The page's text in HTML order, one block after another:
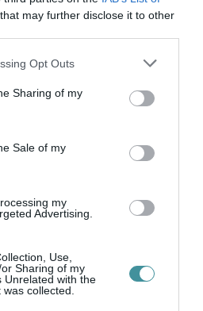
that may further disclose it to other
app uses one or more Google
behaviour. You may click to
and its third-party tags to
purposes in below Google
Opt Outs
Sharing of my
Sale of my
my
Advertising.
Use,
Sharing of my
Unrelated with the
collected.
JÖHET AZ ALSÓ ...
Mindenki ügye
ANDRÁST JELÖLI KÖZTÁRSASÁGI
A TISZA